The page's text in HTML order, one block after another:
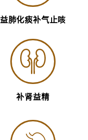
益肺化痰补气止咳
补肾益精